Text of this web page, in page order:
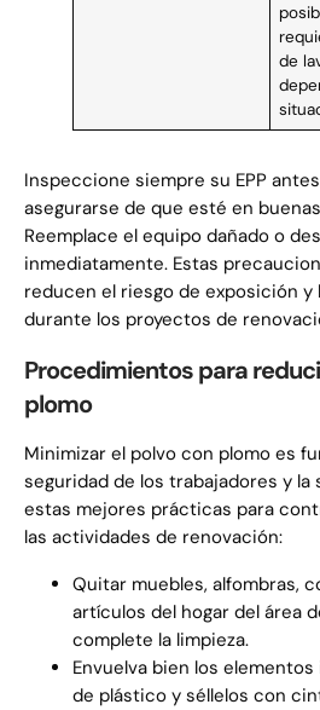
de
Inspeccione siempre su EPP
asegurarse de que esté en
Reemplace el equipo dañado o
inmediatamente. Estas
reducen el riesgo de exposición
durante los proyectos de
Procedimientos para
plomo
Minimizar el polvo con plomo es
seguridad de los trabajadores y la
estas mejores prácticas para
las actividades de renovación:
Quitar muebles, alfombras,
artículos del hogar del área
complete la limpieza.
Envuelva bien los
de plástico y séllelos con